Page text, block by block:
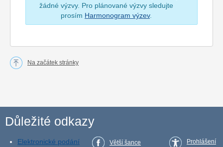
žádné výzvy. Pro plánované výzvy sledujte
prosím Harmonogram výzev.
Na začátek stránky
Důležité odkazy
Elektronické podání
Větší šance
Prohlášení